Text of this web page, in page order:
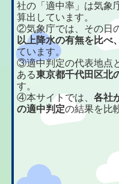
社の「適中率」は気象
算出しています。
②気象庁では、その日
以上降水の有無を比べ
ています。
③適中判定の代表地点
ある東京都千代田区北
す。
④本サイトでは、各社
の適中判定の結果を比